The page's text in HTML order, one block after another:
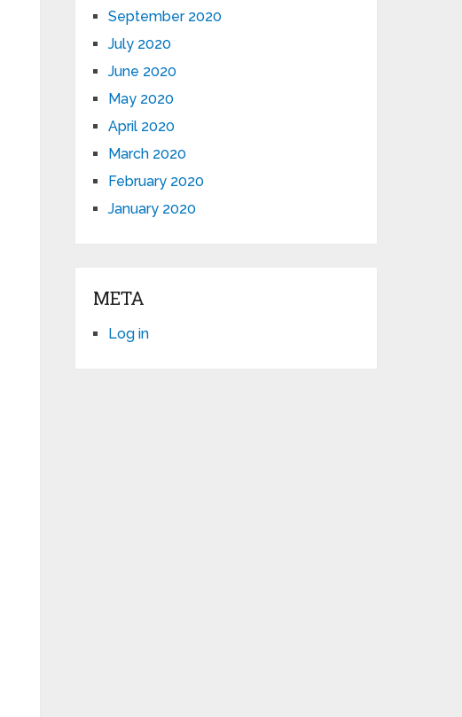
September 2020
July 2020
June 2020
May 2020
April 2020
March 2020
February 2020
January 2020
META
Log in